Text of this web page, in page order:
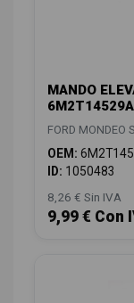
MANDO
FORD MONDEO
OEM:
ID: 1050483
8,26 € Sin IVA
9,99 € Con